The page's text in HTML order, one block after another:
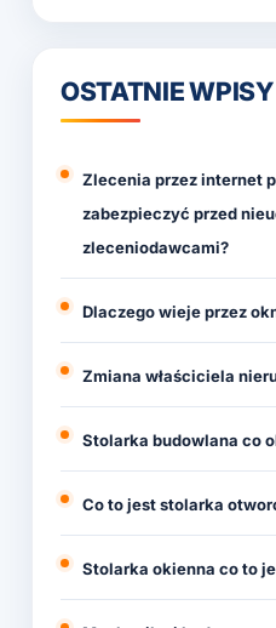
OSTATNIE WPISY
Zlecenia przez internet
zabezpieczyć przed
zleceniodawcami?
Dlaczego wieje przez
Zmiana właściciela
Stolarka budowlana co
Co to jest stolarka
Stolarka okienna co to